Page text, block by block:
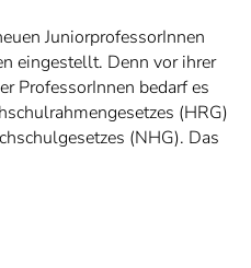
JuniorprofessorInnen
eingestellt. Denn vor ihrer
ProfessorInnen bedarf es
(HRG)
(NHG). Das